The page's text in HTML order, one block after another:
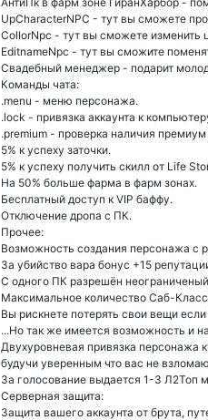
UpCharacterNPC - тут вы сможете
CollorNpc - тут вы сможете изменить
EditnameNpc - тут вы сможите
Свадебный менеджер - подарит
Команды чата:
.menu - меню персонажа.
.lock - привязка аккаунта к
.premium - проверка наличия премиум
5% к успеху заточки.
5% к успеху получить скилл от Life
На 50% больше фарма в фарм зонах.
Бесплатный доступ к VIP баффу.
Отключение дропа с ПК.
Прочее:
Возможность создания персонажа с
За убийство вара бонус +15
С одного ПК разрешён
Максимальное количество Саб-
Вы рискнете потерять свои вещи
...Но так же имеется возможность и
Двухуровневая привязка персонажа
будучи уверенным что вас не
За голосование выдается 1-3 Л2Топ
Серверная защита:
Защита вашего аккаунта от брута,